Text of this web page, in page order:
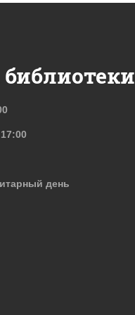
17:00
день